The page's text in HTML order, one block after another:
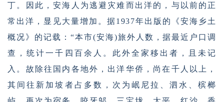
丁。因此，安海人为逃避灾难而出洋的，与以前的正
常出洋，显见大量增加。据1937年出版的《安海乡土
概况》的记载：“本市(安海)旅外人数，据最近户口调
查，统计一千四百余人。此外全家移出者，且未记
入。故除往国内各地外，出洋华侨，尚在千人以上，
其间往新加坡者占多数，次为岷尼拉、泗水、槟榔